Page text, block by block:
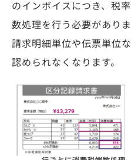
のインボイスにつき、税
数処理を行う必要がありま
請求明細単位や伝票単位
認められなくなります。